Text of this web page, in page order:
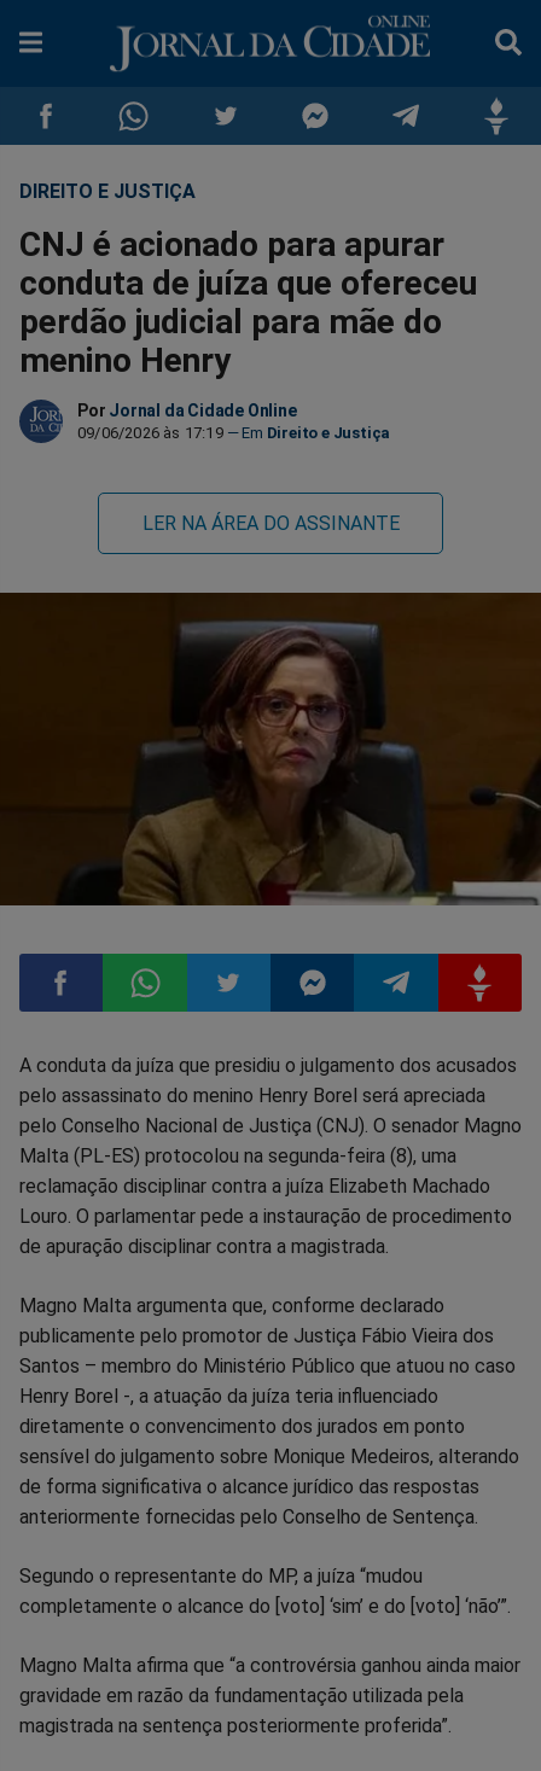
Compartilhar
no
Facebook
Compartilhar
no
Whatsapp
Compartilhar
no
Twitter
no
Messenger
no
Telegram
DIREITO E JUSTIÇA
CNJ é acionado para apurar
conduta de juíza que ofereceu
perdão judicial para mãe do
menino Henry
Por Jornal da Cidade Online
09/06/2026 às 17:19 Direito e Justiça
LER NA ÁREA DO ASSINANTE
Compartilhar
no
Facebook
Compartilhar
no
Whatsapp
Compartilhar
no
Twitter
Compartilhar
no
Messenger
Compartilhar
no
Telegram
no
Gettr
A conduta da juíza que presidiu o julgamento dos acusados
pelo assassinato do menino Henry Borel será apreciada
pelo Conselho Nacional de Justiça (CNJ). O senador Magno
Malta (PL-ES) protocolou na segunda-feira (8), uma
reclamação disciplinar contra a juíza Elizabeth Machado
Louro. O parlamentar pede a instauração de procedimento
de apuração disciplinar contra a magistrada.
Magno Malta argumenta que, conforme declarado
publicamente pelo promotor de Justiça Fábio Vieira dos
Santos – membro do Ministério Público que atuou no caso
Henry Borel -, a atuação da juíza teria influenciado
diretamente o convencimento dos jurados em ponto
sensível do julgamento sobre Monique Medeiros, alterando
de forma significativa o alcance jurídico das respostas
anteriormente fornecidas pelo Conselho de Sentença.
Segundo o representante do MP, a juíza “mudou
completamente o alcance do [voto] ‘sim’ e do [voto] ‘não’”.
Magno Malta afirma que “a controvérsia ganhou ainda maior
gravidade em razão da fundamentação utilizada pela
magistrada na sentença posteriormente proferida”.